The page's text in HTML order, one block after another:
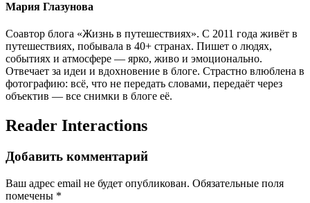
Мария Глазунова
Соавтор блога «Жизнь в путешествиях». С 2011 года живёт в
путешествиях, побывала в 40+ странах. Пишет о людях,
событиях и атмосфере — ярко, живо и эмоционально.
Отвечает за идеи и вдохновение в блоге. Страстно влюблена в
фотографию: всё, что не передать словами, передаёт через
объектив — все снимки в блоге её.
Reader Interactions
Добавить комментарий
Ваш адрес email не будет опубликован. Обязательные поля
помечены *